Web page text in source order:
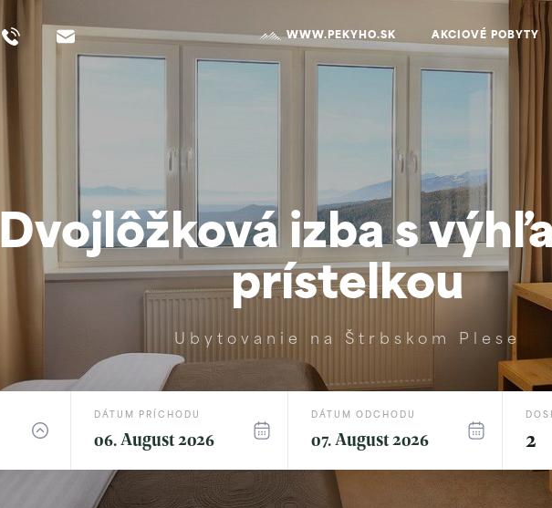
WWW.PEKYHO.SK AKCIOVÉ POBYTY
Dvojlôžková izba s
prístelkou
Ubytovanie na Štrbskom Plese
DÁTUM PRÍCHODU
06. August 2026
DÁTUM ODCHODU
07. August 2026